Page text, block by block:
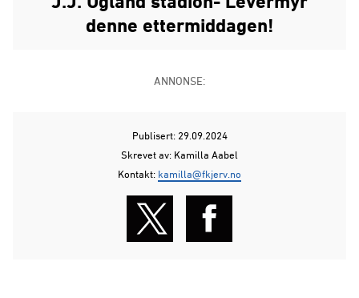
denne ettermiddagen!
ANNONSE:
Publisert: 29.09.2024
Skrevet av: Kamilla Aabel
Kontakt: kamilla@fkjerv.no